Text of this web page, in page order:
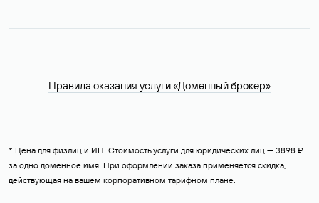
Правила оказания услуги «Доменный брокер»
* Цена для физлиц и ИП. Стоимость услуги для юридических лиц — 3898 ₽
за одно доменное имя. При оформлении заказа применяется скидка,
действующая на вашем корпоративном тарифном плане.